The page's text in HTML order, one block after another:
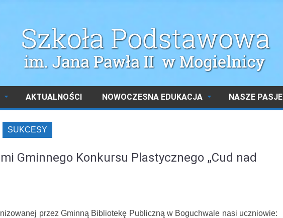
AKTUALNOŚCI NOWOCZESNA EDUKACJA NASZE PASJE
SUKCESY
Gminnego Konkursu Plastycznego „Cud nad
przez Gminną Bibliotekę Publiczną w Boguchwale nasi uczniowie: